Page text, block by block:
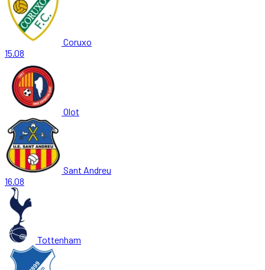
Coruxo
15.08
Olot
Sant Andreu
16.08
Tottenham